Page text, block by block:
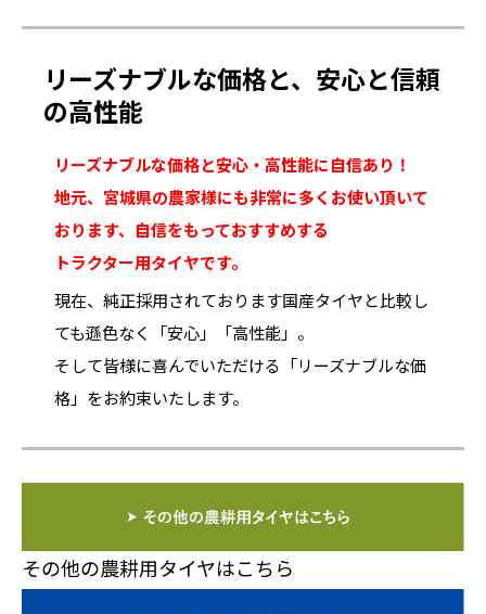
リーズナブルな価格と、安心と信頼
の高性能
リーズナブルな価格と安心・高性能に自信あり！
地元、宮城県の農家様にも非常に多くお使い頂いて
おります、自信をもっておすすめする
トラクター用タイヤです。
現在、純正採用されております国産タイヤと比較し
ても遜色なく「安心」「高性能」。
そして皆様に喜んでいただける「リーズナブルな価
格」をお約束いたします。
その他の農耕用タイヤはこちら